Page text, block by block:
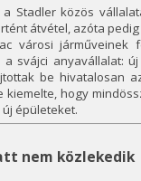
Stadler közös
átvétel, azóta
városi járműveinek
svájci anyavállalat:
be hivatalosan
kiemelte, hogy
épületeket.
nem közlekedik